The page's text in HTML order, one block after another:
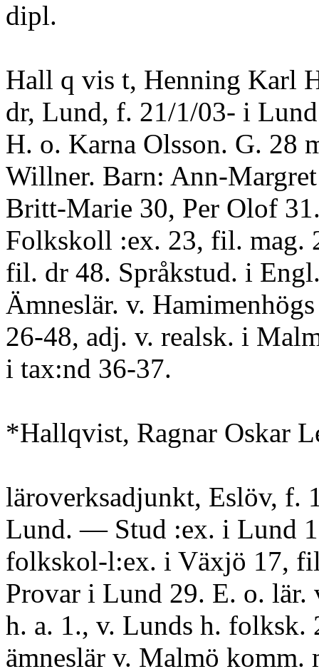
dipl.
Hall q vis t, Henning Karl
dr, Lund, f. 21/1/03- i
H. o. Karna Olsson. G. 28
Willner. Barn: Ann-
Britt-Marie 30, Per Olof
Folkskoll :ex. 23, fil. mag.
fil. dr 48. Språkstud. i
Ämneslär. v.
26-48, adj. v. realsk. i
i tax:nd 36-37.
*Hallqvist, Ragnar Oskar
läroverksadjunkt, Eslöv, f.
Lund. — Stud :ex. i Lund
folkskol-l:ex. i Växjö 17,
Provar i Lund 29. E. o. lär.
h. a. 1., v. Lunds h. folksk.
ämneslär v. Malmö komm.